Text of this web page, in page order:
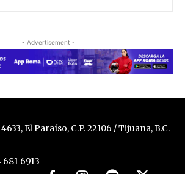
- Advertisement -
El Paraíso, C.P. 22106 / Tijuana, B.C.
6913